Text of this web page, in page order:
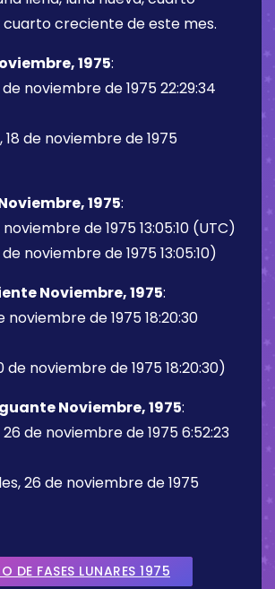
creciente de este mes.
1975:
noviembre de 1975 22:29:34
18 de noviembre de 1975
1975:
de 1975 13:05:10 (UTC)
noviembre de 1975 13:05:10)
Noviembre, 1975:
noviembre de 1975 18:20:30
de noviembre de 1975 18:20:30)
Noviembre, 1975:
de noviembre de 1975 6:52:23
26 de noviembre de 1975
DE FASES LUNARES 1975